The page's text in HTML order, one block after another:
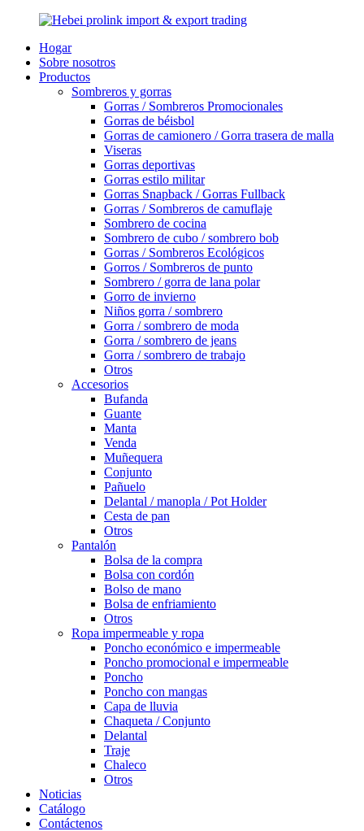
Hogar
Sobre nosotros
Productos
Sombreros y gorras
Gorras / Sombreros Promocionales
Gorras de béisbol
Gorras de camionero / Gorra trasera de malla
Viseras
Gorras deportivas
Gorras estilo militar
Gorras Snapback / Gorras Fullback
Gorras / Sombreros de camuflaje
Sombrero de cocina
Sombrero de cubo / sombrero bob
Gorras / Sombreros Ecológicos
Gorros / Sombreros de punto
Sombrero / gorra de lana polar
Gorro de invierno
Niños gorra / sombrero
Gorra / sombrero de moda
Gorra / sombrero de jeans
Gorra / sombrero de trabajo
Otros
Accesorios
Bufanda
Guante
Manta
Venda
Muñequera
Conjunto
Pañuelo
Delantal / manopla / Pot Holder
Cesta de pan
Otros
Pantalón
Bolsa de la compra
Bolsa con cordón
Bolso de mano
Bolsa de enfriamiento
Otros
Ropa impermeable y ropa
Poncho económico e impermeable
Poncho promocional e impermeable
Poncho
Poncho con mangas
Capa de lluvia
Chaqueta / Conjunto
Delantal
Traje
Chaleco
Otros
Noticias
Catálogo
Contáctenos